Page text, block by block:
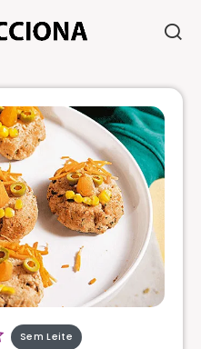
Sem Leite